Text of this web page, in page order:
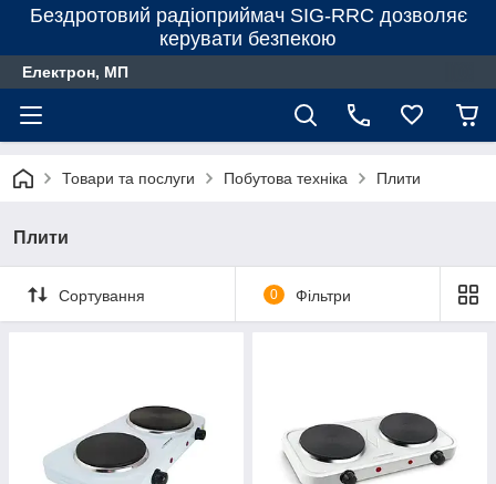
Бездротовий радіоприймач SIG-RRC дозволяє
керувати безпекою
Електрон, МП
Товари та послуги Побутова техніка Плити
Плити
Сортування 0 Фільтри